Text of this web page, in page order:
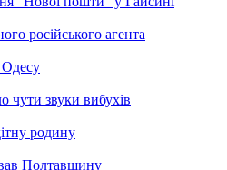
російського агента
Одесу
чути звуки вибухів
родину
Полтавщину